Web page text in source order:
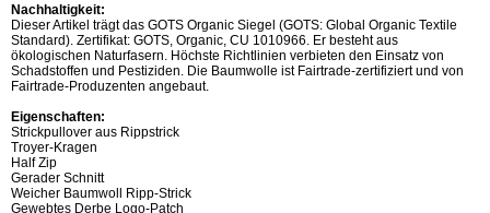
Nachhaltigkeit:
Dieser Artikel trägt das GOTS Organic Siegel (GOTS: Global Organic Textile
Standard). Zertifikat: GOTS, Organic, CU 1010966. Er besteht aus
ökologischen Naturfasern. Höchste Richtlinien verbieten den Einsatz von
Schadstoffen und Pestiziden. Die Baumwolle ist Fairtrade-zertifiziert und von
Fairtrade-Produzenten angebaut.
Eigenschaften:
Strickpullover aus Rippstrick
Troyer-Kragen
Half Zip
Gerader Schnitt
Weicher Baumwoll Ripp-Strick
Gewebtes Derbe Logo-Patch